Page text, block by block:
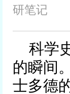
研笔记
科学
的瞬间
士多德